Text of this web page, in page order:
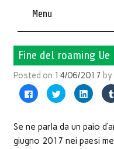
Menu
Fine del roaming Ue
Posted on 14/06/2017 by
Fai
clic
Facebook
(Si
apre
Fai
clic
su
Twitter
(Si
Fai
clic
su
(Si
Se ne parla da un paio
giugno 2017 nei paesi